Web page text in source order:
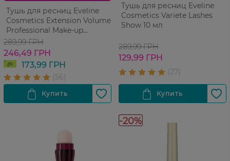
Тушь для ресниц Eveline
Cosmetics Extension Volume
Professional Make-up
Экстремальный Объем и
Удлинение x10 10 мл
289,99 ГРН
246,49 ГРН
173,99 ГРН
Тушь для ресниц Eveline
Cosmetics Variete Lashes
Show 10 мл
289,99 ГРН
129,99 ГРН
-20%